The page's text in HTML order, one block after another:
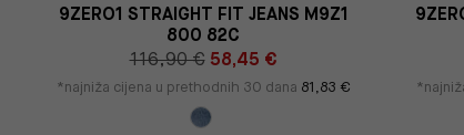
9ZERO1 STRAIGHT FIT JEANS M9Z1
800 82C
116,90 € 58,45 €
*najniža cijena u prethodnih 30 dana 81,83 €